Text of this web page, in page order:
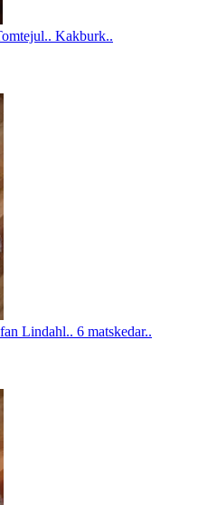
Kakburk..
Lindahl.. 6 matskedar..